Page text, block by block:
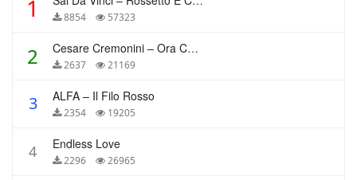
1 8854 57323
2 Cesare Cremonini – Ora Che Non Ho Più Te
2637 21169
3 ALFA – Il Filo Rosso
2354 19205
4 Endless Love
2296 26965